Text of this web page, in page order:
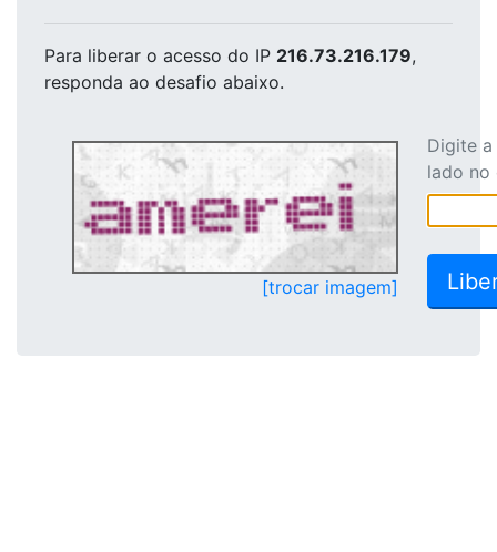
Para liberar o acesso do IP 216.73.216.179,
responda ao desafio abaixo.
[trocar imagem]
Digite
lado no